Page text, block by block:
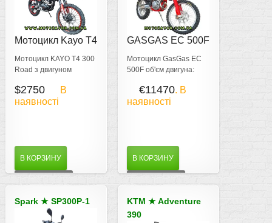
Мотоцикл Kayo Т4
300
Мотоцикл KAYO Т4 300
Road з двигуном
ZS175FMM-5
потужність 25 к.с.
$2750
В
наявності
В КОРЗИНУ
GASGAS EC 500F
Мотоцикл GasGas EC
500F об'єм двигуна:
циліндровий, 4-тактний
двигун КПП: 6-
€11470. В
наявності
В КОРЗИНУ
Spark★ SP300P-1 KTM ★Adventure
390